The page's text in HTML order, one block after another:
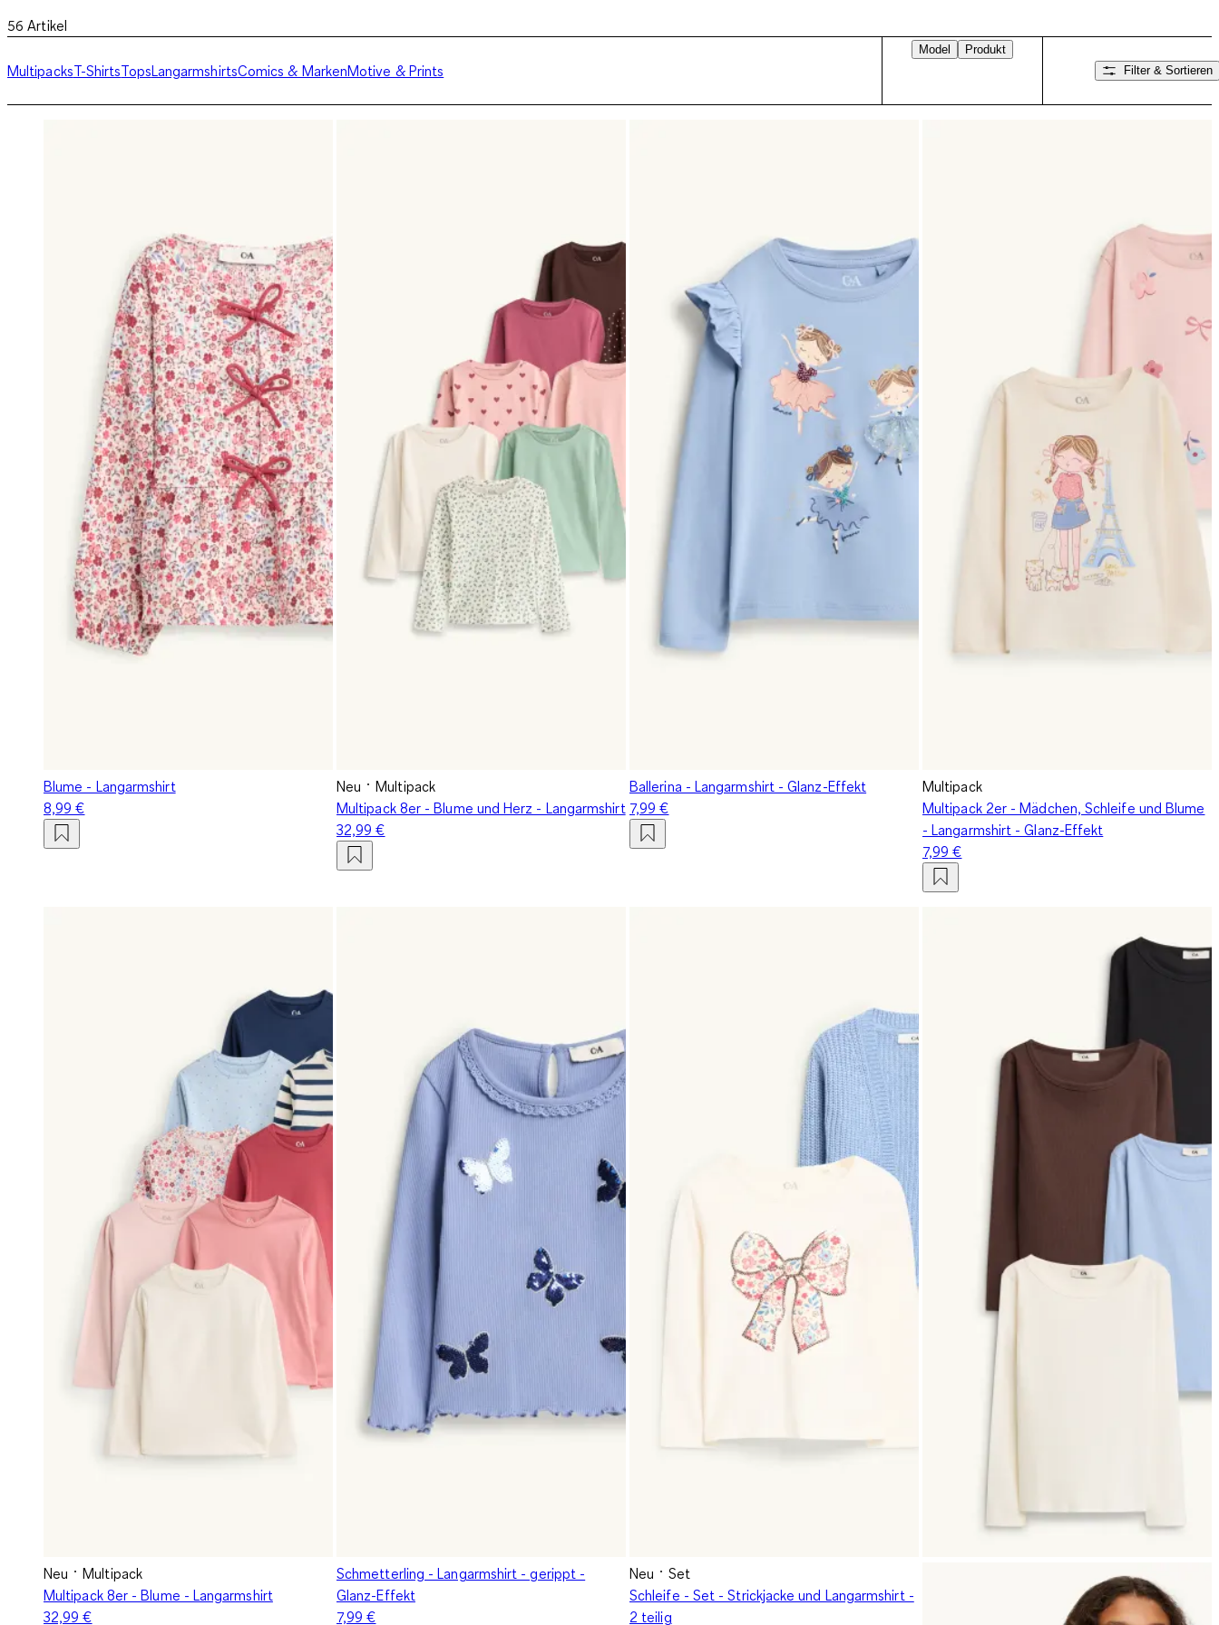
56 Artikel
MultipacksT-ShirtsTopsLangarmshirtsComics & MarkenMotive & Prints
Model
Produkt
Filter & Sortieren
Blume - Langarmshirt
8,99 €
Neu
Multipack
Multipack 8er - Blume und Herz - Langarmshirt
32,99 €
Ballerina - Langarmshirt - Glanz-Effekt
7,99 €
Multipack
Multipack 2er - Mädchen, Schleife und Blume
- Langarmshirt - Glanz-Effekt
7,99 €
Neu
Multipack
Multipack 8er - Blume - Langarmshirt
32,99 €
Schmetterling - Langarmshirt - gerippt -
Glanz-Effekt
7,99 €
Neu
Set
Schleife - Set - Strickjacke und Langarmshirt -
2 teilig